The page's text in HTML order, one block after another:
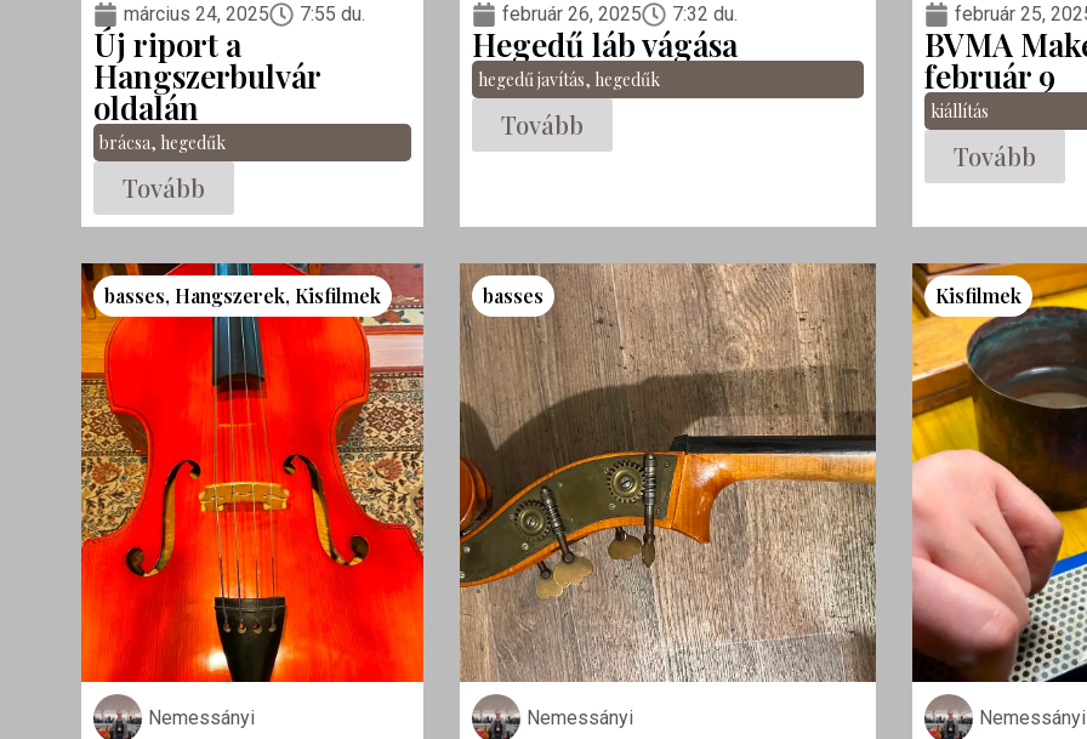
március 24, 2025
7:55 du.
Új riport a
Hangszerbulvár
oldalán
brácsa, hegedűk
Tovább
február 26, 2025
7:32 du.
Hegedű láb vágása
hegedű javítás, hegedűk
Tovább
február 25,
BVMA
február 9
kiállítás
Tovább
basses, Hangszerek, Kisfilmek
Nemessányi
basses
Nemessányi
Kisfilmek
Nemessányi